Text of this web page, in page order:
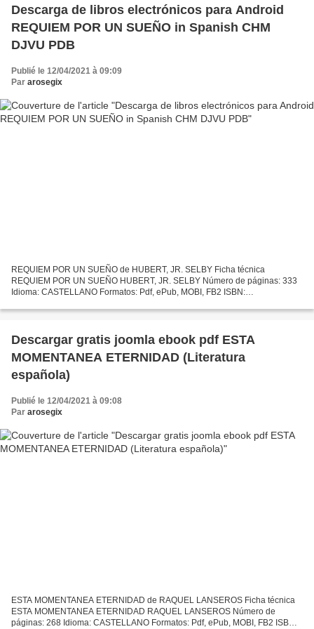
Descarga de libros electrónicos para Android
REQUIEM POR UN SUEÑO in Spanish CHM
DJVU PDB
Publié le 12/04/2021 à 09:09
Par arosegix
REQUIEM POR UN SUEÑO de HUBERT, JR. SELBY Ficha técnica
REQUIEM POR UN SUEÑO HUBERT, JR. SELBY Número de páginas: 333
Idioma: CASTELLANO Formatos: Pdf, ePub, MOBI, FB2 ISBN:
Descargar eBook...
Descargar gratis joomla ebook pdf ESTA
MOMENTANEA ETERNIDAD (Literatura
española)
Publié le 12/04/2021 à 09:08
Par arosegix
ESTA MOMENTANEA ETERNIDAD de RAQUEL LANSEROS Ficha técnica
ESTA MOMENTANEA ETERNIDAD RAQUEL LANSEROS Número de
páginas: 268 Idioma: CASTELLANO Formatos: Pdf, ePub, MOBI, FB2 ISBN: